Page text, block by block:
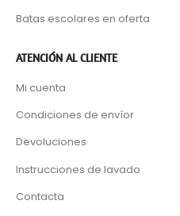
Batas escolares en oferta
ATENCIÓN AL CLIENTE
Mi cuenta
Condiciones de envíor
Devoluciones
Instrucciones de lavado
Contacta